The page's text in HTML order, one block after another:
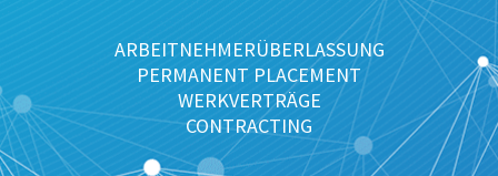
ARBEITNEHMERÜBERLASSUNG
PERMANENT PLACEMENT
WERKVERTRÄGE
CONTRACTING